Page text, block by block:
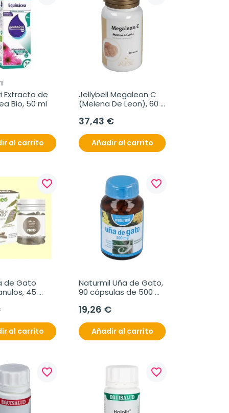
Extracto de
Bio, 50 ml
al carrito
Jellybell Megaleon C
(Melena De Leon), 60
37,43 €
Añadir al carrito
favorite_border
de Gato
45
al carrito
favorite_border
Naturmil Uña de Gato,
90 cápsulas de 500
19,26 €
Añadir al carrito
favorite_border favorite_border